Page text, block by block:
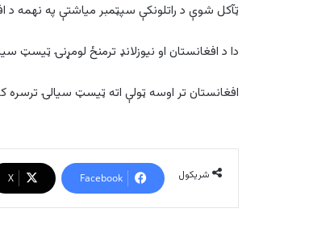
ټآکل شوې د راتلونکې سپټمبر میاشتې په نهمه
دا د افغانستان او نیوزلانډ ترمنځ لومړنۍ ټیسټ
افغانستان تر اوسه ټولې اته ټیسټ سیالۍ ترسره
شریکول Facebook
X